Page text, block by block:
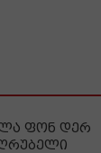
ფონ დერ